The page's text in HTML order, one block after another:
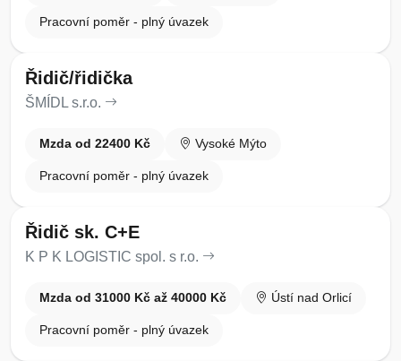
Pracovní poměr - plný úvazek
Řidič/řidička
ŠMÍDL s.r.o.
Mzda od 22400 Kč Vysoké Mýto
Pracovní poměr - plný úvazek
Řidič sk. C+E
K P K LOGISTIC spol. s r.o.
Mzda od 31000 Kč až 40000 Kč Ústí nad Orlicí
Pracovní poměr - plný úvazek